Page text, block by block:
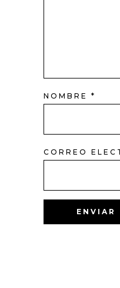
NOMBRE *
CORREO